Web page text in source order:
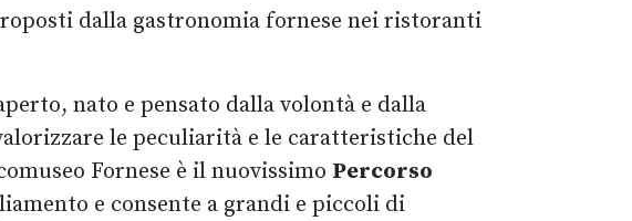
dalla gastronomia fornese nei ristoranti
nato e pensato dalla volontà e dalla
le peculiarità e le caratteristiche del
Fornese è il nuovissimo Percorso
e consente a grandi e piccoli di